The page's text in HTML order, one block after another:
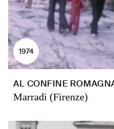
1974
AL CONFINE
Marradi (Firenze)